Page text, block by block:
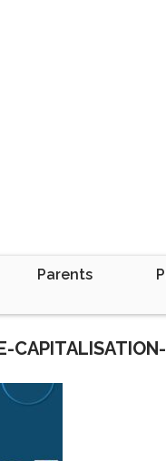
Parents